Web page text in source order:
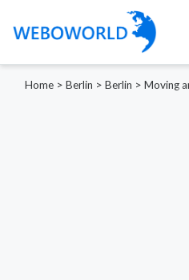
Home > Berlin > Berlin > Moving